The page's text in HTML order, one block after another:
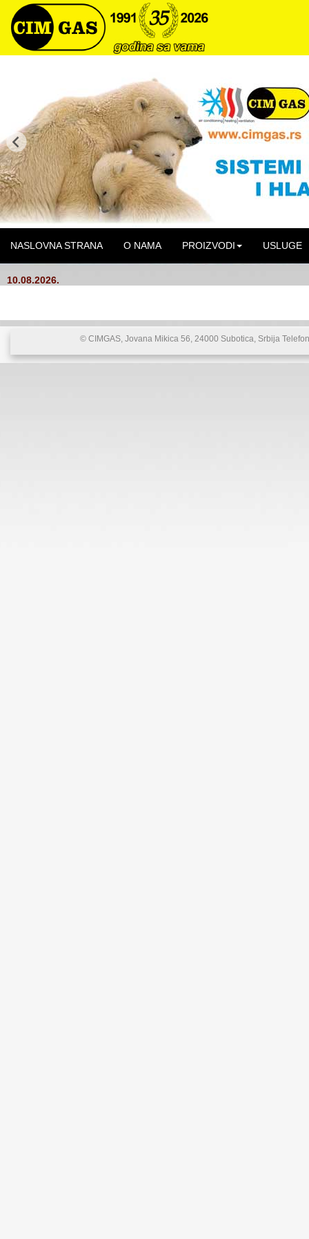
NASLOVNA STRANA O NAMA PROIZVODI USLUGE
10.08.2026.
© CIMGAS, Jovana Mikica 56, 24000 Subotica, Srbija